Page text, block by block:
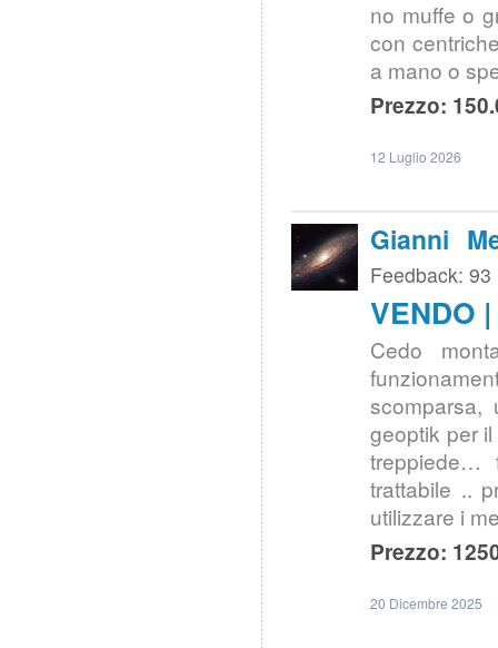
no muffe o
con
a mano o
Prezzo:
12 Luglio 2026
Gianni
Feedback: 93
VENDO
Cedo
scomparsa,
geoptik per
treppiede…
trattabile ..
utilizzare i
Prezzo:
20 Dicembre 2025